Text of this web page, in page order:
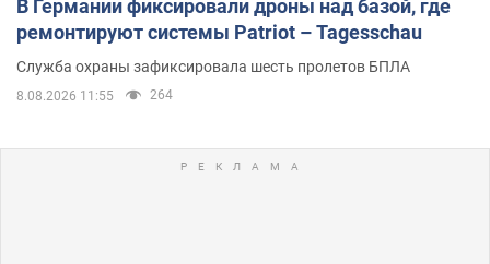
В Германии фиксировали дроны над базой, где
ремонтируют системы Patriot – Tagesschau
Служба охраны зафиксировала шесть пролетов БПЛА
8.08.2026 11:55 264